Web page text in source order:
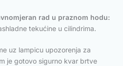
rad u praznom hodu:
tekućine u cilindrima.
uz lampicu upozorenja za
je gotovo sigurno kvar brtve